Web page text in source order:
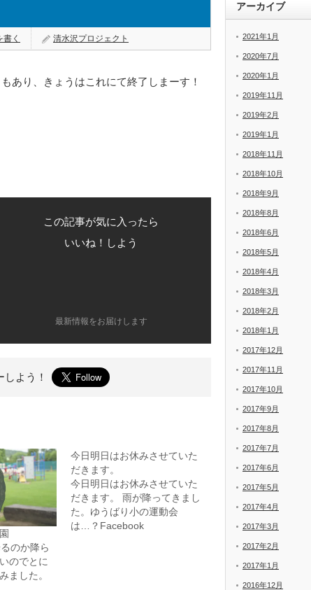
書く 清水沢プロジェクト
あり、きょうはこれにて終了しまーす！
この記事が気に入ったら
いいね！しよう
最新情報をお届けします
しよう！
のか降ら
のでとに
ました。
今日明日はお休みさせていた
だきます。
今日明日はお休みさせていた
だきます。 雨が降ってきまし
た。ゆうばり小の運動会
は…？Facebook
アーカイブ
2021年1月
2020年7月
2020年1月
2019年11月
2019年2月
2019年1月
2018年11月
2018年10月
2018年9月
2018年8月
2018年6月
2018年5月
2018年4月
2018年3月
2018年2月
2018年1月
2017年12月
2017年11月
2017年10月
2017年9月
2017年8月
2017年7月
2017年6月
2017年5月
2017年4月
2017年3月
2017年2月
2017年1月
2016年12月